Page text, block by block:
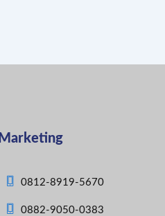
Marketing
0812-8919-5670
0882-9050-0383